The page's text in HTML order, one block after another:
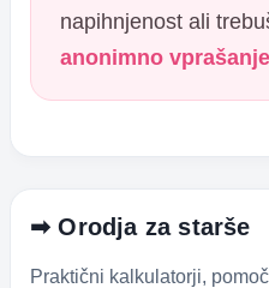
napihnjenost ali
anonimno
➡ Orodja za starše
Praktični kalkulatorji,